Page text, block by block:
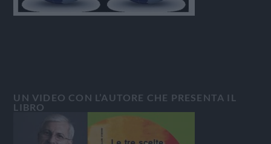
UN VIDEO CON L’AUTORE CHE PRESENTA IL
LIBRO